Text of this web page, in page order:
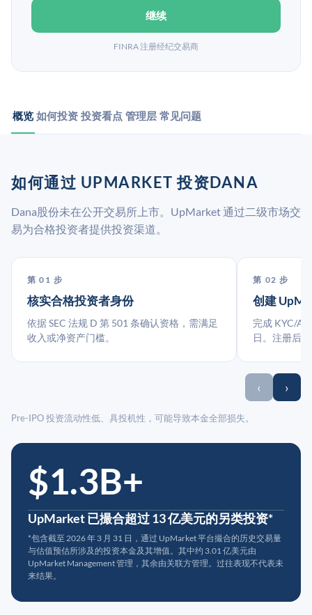
继续
FINRA 注册经纪交易商
概览 如何投资 投资看点 管理层 常见问题
如何通过 UPMARKET 投资DANA
Dana股份未在公开交易所上市。UpMarket 通过二级市场交
易为合格投资者提供投资渠道。
第 01 步
核实合格投资者身份
依据 SEC 法规 D 第 501 条确认资格，需满足
收入或净资产门槛。
第 02 步
创建
完成 KYC/
日。注册后
‹ ›
Pre-IPO 投资流动性低、具投机性，可能导致本金全部损失。
$1.3B+
UpMarket 已撮合超过 13 亿美元的另类投资*
*包含截至 2026 年 3 月 31 日，通过 UpMarket 平台撮合的历史交易量
与估值预估所涉及的投资本金及其增值。其中约 3.01 亿美元由
UpMarket Management 管理，其余由关联方管理。过往表现不代表未
来结果。